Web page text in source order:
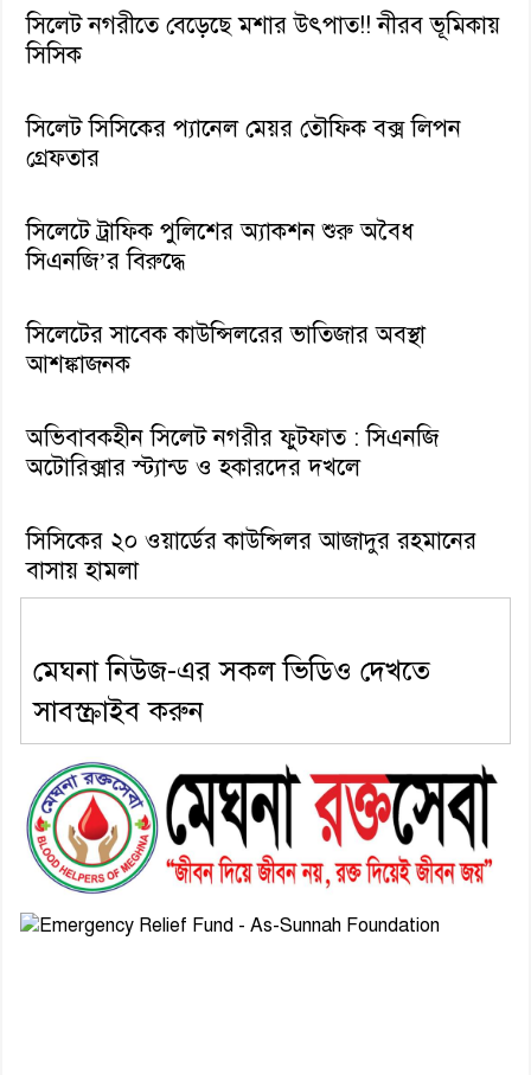
সিলেট নগরীতে বেড়েছে মশার উৎপাত!! নীরব ভূমিকায়
সিসিক
সিলেট সিসিকের প্যানেল মেয়র তৌফিক বক্স লিপন
গ্রেফতার
সিলেটে ট্রাফিক পুলিশের অ্যাকশন শুরু অবৈধ
সিএনজি’র বিরুদ্ধে
সিলেটের সাবেক কাউন্সিলরের ভাতিজার অবস্থা
আশঙ্কাজনক
অভিবাবকহীন সিলেট নগরীর ফুটফাত : সিএনজি
অটোরিক্সার স্ট্যান্ড ও হকারদের দখলে
সিসিকের ২০ ওয়ার্ডের কাউন্সিলর আজাদুর রহমানের
বাসায় হামলা
মেঘনা নিউজ-এর সকল ভিডিও দেখতে
সাবস্ক্রাইব করুন